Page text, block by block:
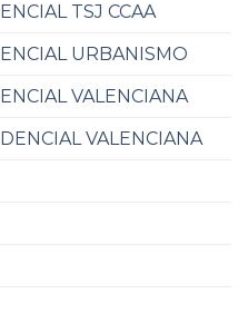
TSJ CCAA
URBANISMO
VALENCIANA
VALENCIANA